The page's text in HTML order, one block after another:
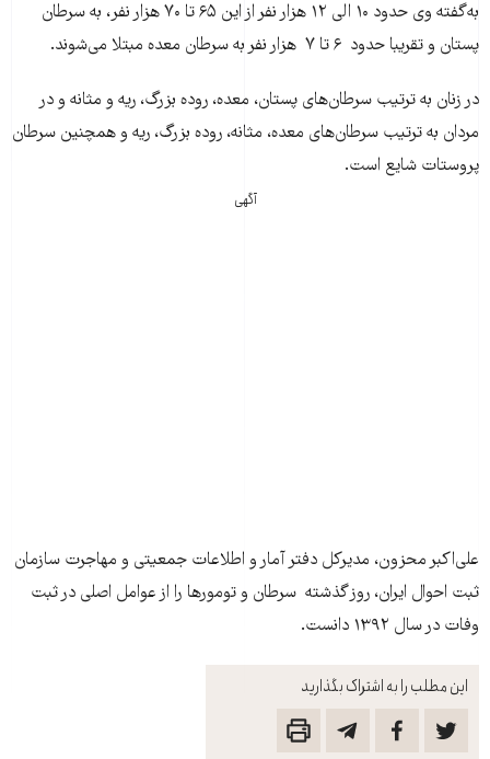
این مطلب را به اشتراک بگذارید
به‌گفته وی حدود ۱۰ الی ۱۲ هزار نفر از اين ۶۵ تا ۷۰ هزار نفر، به سرطان
پستان و تقريبا حدود ۶ تا ۷ هزار نفر به سرطان معده مبتلا می‌شوند.
در زنان به ترتيب سرطان‌های پستان، ‌معده، روده بزرگ، ريه و مثانه و در
مردان به ترتيب سرطان‌های معده، مثانه، ‌روده بزرگ، ‌ريه و همچنين سرطان
پروستات شايع است.
آگهی
علی‌اکبر محزون، مدیرکل دفتر آمار و اطلاعات جمعیتی و مهاجرت سازمان
ثبت احوال ایران، روز گذشته سرطان و تومورها را از عوامل اصلی در ثبت
وفات در سال ۱۳۹۲ دانست.